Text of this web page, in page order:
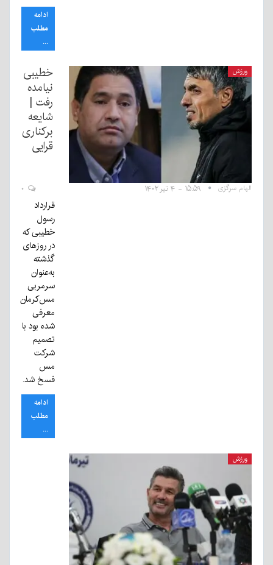
ادامه
مطلب
...
ورزش
خطیبی
نیامده
رفت |
شایعه
برکناری
قرایی
الهام سرگزی ۱۵:۵۹ - ۴ تیر ۱۴۰۲
قرارداد
رسول
خطیبی که
در روزهای
گذشته
به‌عنوان
سرمربی
مس‌کرمان
معرفی
شده بود با
تصمیم
شرکت
مس
فسخ شد.
ادامه
مطلب
...
ورزش